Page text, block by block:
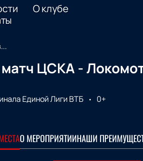
О клубе
ЦСКА -
Единой Лиги ВТБ
0+
О МЕРОПРИЯТИИНАШИ